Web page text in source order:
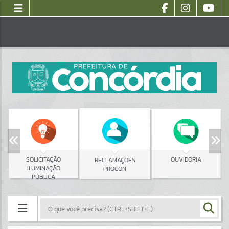
SOLICITAÇÃO
ILUMINAÇÃO
PÚBLICA
RECLAMAÇÕES
PROCON
OUVIDORIA